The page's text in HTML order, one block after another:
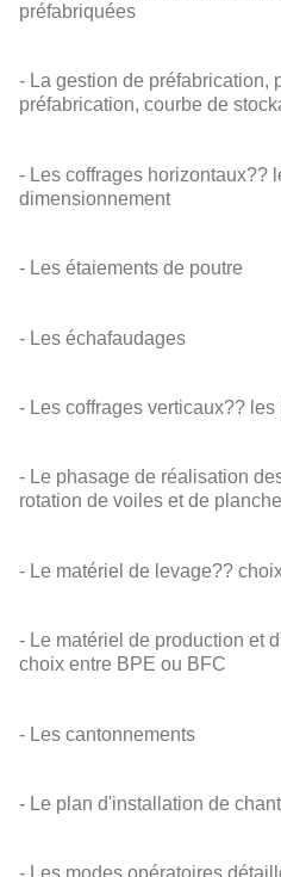
préfabriquées
- La gestion de préfabrication,
préfabrication, courbe de
- Les coffrages horizontaux??
dimensionnement
- Les étaiements de poutre
- Les échafaudages
- Les coffrages verticaux?? les
- Le phasage de réalisation
rotation de voiles et de
- Le matériel de levage??
- Le matériel de production et
choix entre BPE ou BFC
- Les cantonnements
- Le plan d'installation de